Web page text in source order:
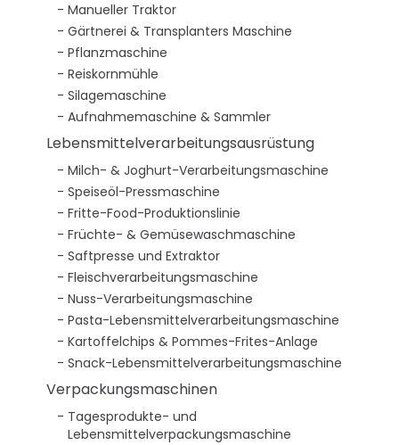
Manueller Traktor
Gärtnerei & Transplanters Maschine
Pflanzmaschine
Reiskornmühle
Silagemaschine
Aufnahmemaschine & Sammler
Lebensmittelverarbeitungsausrüstung
Milch- & Joghurt-Verarbeitungsmaschine
Speiseöl-Pressmaschine
Fritte-Food-Produktionslinie
Früchte- & Gemüsewaschmaschine
Saftpresse und Extraktor
Fleischverarbeitungsmaschine
Nuss-Verarbeitungsmaschine
Pasta-Lebensmittelverarbeitungsmaschine
Kartoffelchips & Pommes-Frites-Anlage
Snack-Lebensmittelverarbeitungsmaschine
Verpackungsmaschinen
Tagesprodukte- und
Lebensmittelverpackungsmaschine